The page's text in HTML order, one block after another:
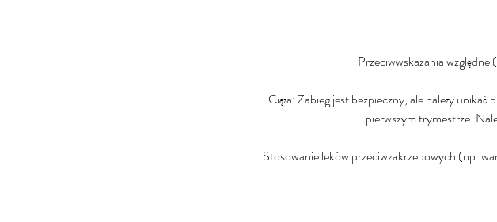
Przeciwwskazania
Ciąża: Zabieg jest bezpieczny, ale należy
pierwszym trymestrze.
Stosowanie leków przeciwzakrzepowych (np.